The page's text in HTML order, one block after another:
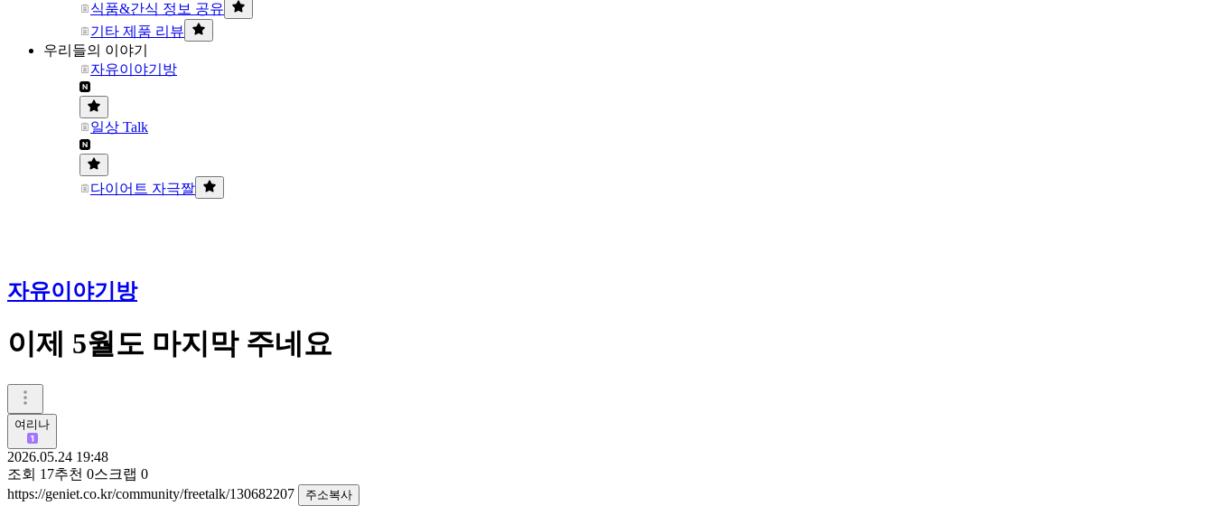
식품&간식 정보 공유
기타 제품 리뷰
우리들의 이야기
자유이야기방
일상 Talk
다이어트 자극짤
자유이야기방
이제 5월도 마지막 주네요
여리나
2026.05.24 19:48
조회 17추천 0스크랩 0
https://geniet.co.kr/community/freetalk/130682207
주소복사